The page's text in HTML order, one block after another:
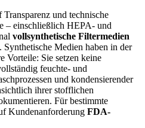
und technische
– einschließlich HEPA- und
vollsynthetische Filtermedien
Medien haben in der
Vorteile: Sie setzen keine
feuchte- und
und kondensierender
ihrer stofflichen
Für bestimmte
Kundenanforderung FDA-